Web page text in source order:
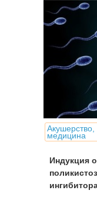
Акушерство,
медицина
Индукция